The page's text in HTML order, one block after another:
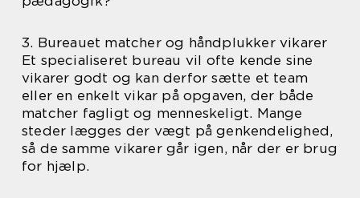
3. Bureauet matcher og håndplukker vikarer
Et specialiseret bureau vil ofte kende sine
vikarer godt og kan derfor sætte et team
eller en enkelt vikar på opgaven, der både
matcher fagligt og menneskeligt. Mange
steder lægges der vægt på genkendelighed,
så de samme vikarer går igen, når der er brug
for hjælp.